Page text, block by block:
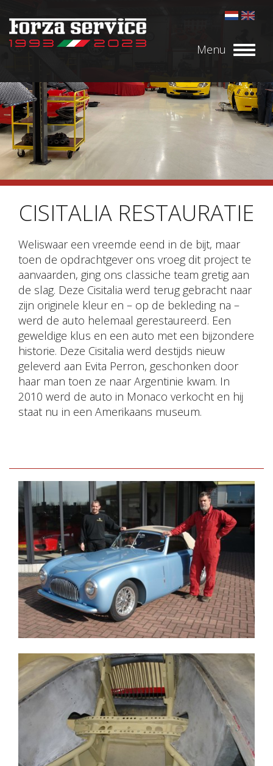
Menu
CISITALIA RESTAURATIE
Weliswaar een vreemde eend in de bijt, maar
toen de opdrachtgever ons vroeg dit project te
aanvaarden, ging ons classiche team gretig aan
de slag. Deze Cisitalia werd terug gebracht naar
zijn originele kleur en – op de bekleding na –
werd de auto helemaal gerestaureerd. Een
geweldige klus en een auto met een bijzondere
historie. Deze Cisitalia werd destijds nieuw
geleverd aan Evita Perron, geschonken door
haar man toen ze naar Argentinie kwam. In
2010 werd de auto in Monaco verkocht en hij
staat nu in een Amerikaans museum.